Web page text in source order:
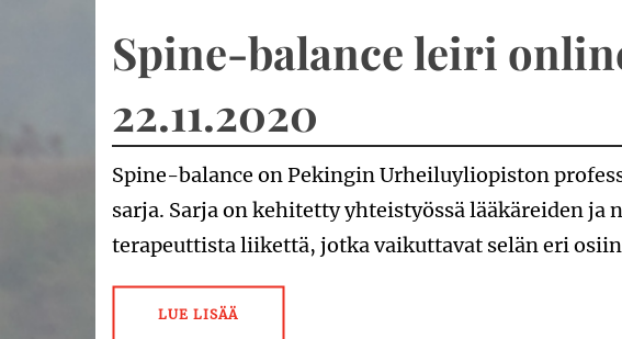
Spine-balance leiri
22.11.2020
Spine-balance on Pekingin Urheiluyliopiston
sarja. Sarja on kehitetty yhteistyössä lääkäreiden ja
terapeuttista liikettä, jotka vaikuttavat selän eri
LUE LISÄÄ